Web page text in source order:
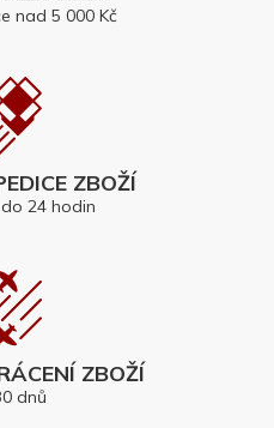
nad 5 000 Kč
ZBOŽÍ
24 hodin
ZBOŽÍ
dnů